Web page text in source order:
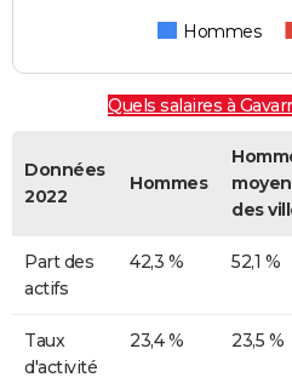
Hommes
Quels salaires à
Données
2022
Hommes
des
Part des
actifs
42,3 % 52,1 %
Taux
d'activité
23,4 % 23,5 %